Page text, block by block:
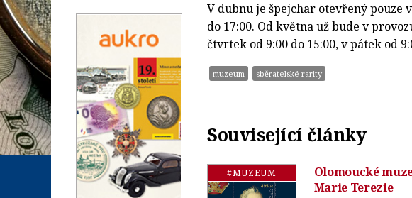
V dubnu je špejchar otevřený pouze
do 17:00. Od května už bude v
čtvrtek od 9:00 do 15:00, v pátek od
muzeum sběratelské rarity
Související články
#MUZEUM
Olomoucké
Marie Terezie